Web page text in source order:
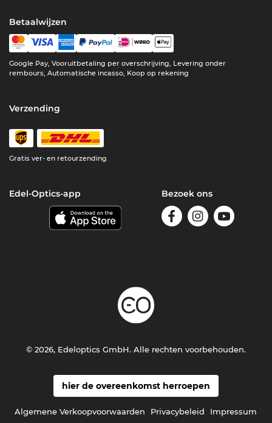
Betaalwijzen
Google Pay, Vooruitbetaling per overschrijving, Levering onder
rembours, Automatische incasso, Koop op rekening
Verzending
Gratis ver- en retourzending
Edel-Optics-app Bezoek ons
hier de overeenkomst herroepen
Algemene Verkoopvoorwaarden Privacybeleid Impressum
© 2026, Edeloptics GmbH. Alle rechten voorbehouden.